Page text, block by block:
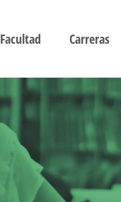
Facultad Carreras